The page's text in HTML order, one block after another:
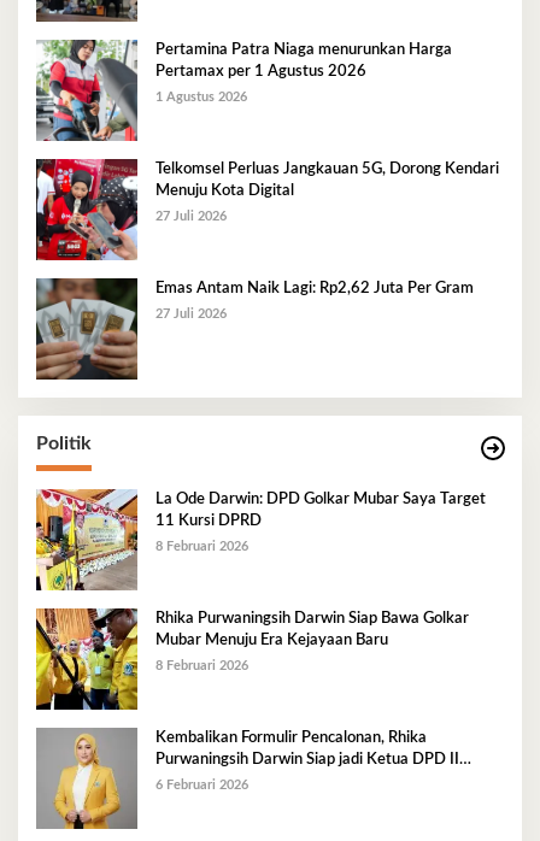
Pertamina Patra Niaga menurunkan Harga
Pertamax per 1 Agustus 2026
1 Agustus 2026
Telkomsel Perluas Jangkauan 5G, Dorong Kendari
Menuju Kota Digital
27 Juli 2026
Emas Antam Naik Lagi: Rp2,62 Juta Per Gram
27 Juli 2026
Politik
La Ode Darwin: DPD Golkar Mubar Saya Target
11 Kursi DPRD
8 Februari 2026
Rhika Purwaningsih Darwin Siap Bawa Golkar
Mubar Menuju Era Kejayaan Baru
8 Februari 2026
Kembalikan Formulir Pencalonan, Rhika
Purwaningsih Darwin Siap jadi Ketua DPD II
Golkar Mubar
6 Februari 2026